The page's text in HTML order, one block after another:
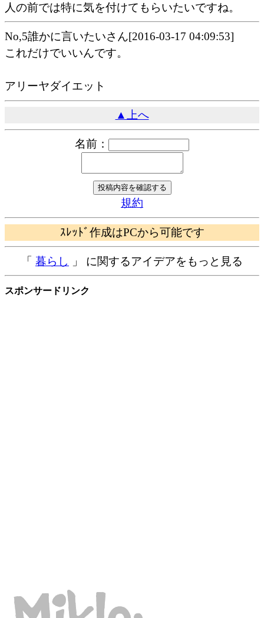
人の前では特に気を付けてもらいたいですね。
No,5誰かに言いたいさん[2016-03-17 04:09:53]
これだけでいいんです。
アリーヤダイエット
▲上へ
名前：
規約
ｽﾚｯﾄﾞ作成はPCから可能です
「 暮らし 」 に関するアイデアをもっと見る
スポンサードリンク